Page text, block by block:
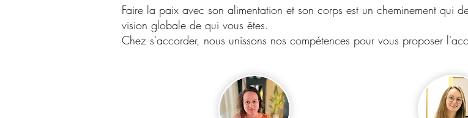
Faire la paix avec son alimentation et son corps est un cheminement qui
vision globale de qui vous êtes.​
​Chez s'accorder, nous unissons nos compétences pour vous proposer